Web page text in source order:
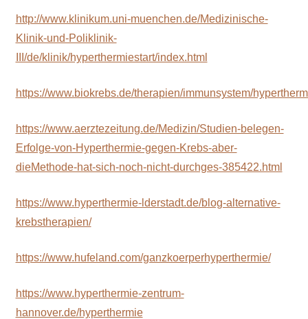
http://www.klinikum.uni-muenchen.de/Medizinische-
Klinik-und-Poliklinik-
III/de/klinik/hyperthermiestart/index.html
https://www.biokrebs.de/therapien/immunsystem/
https://www.aerztezeitung.de/Medizin/Studien-belegen-
Erfolge-von-Hyperthermie-gegen-Krebs-aber-
dieMethode-hat-sich-noch-nicht-durchges-385422.html
https://www.hyperthermie-lderstadt.de/blog-alternative-
krebstherapien/
https://www.hufeland.com/ganzkoerperhyperthermie/
https://www.hyperthermie-zentrum-
hannover.de/hyperthermie